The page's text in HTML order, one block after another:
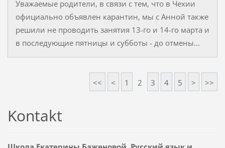
Уважаемые родители, в связи с тем, что в Чехии
официально объявлен карантин, мы с Анной также
решили не проводить занятия 13-го и 14-го марта и
в последующие пятницы и субботы - до отмены...
<< < 1 2 3 4 5 > >>
Kontakt